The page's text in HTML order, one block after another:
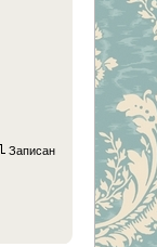
Записан